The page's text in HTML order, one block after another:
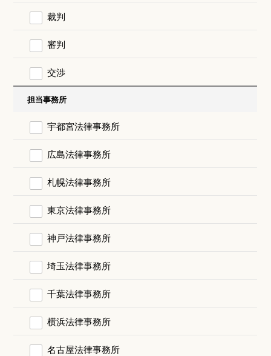
裁判
審判
交渉
担当事務所
宇都宮法律事務所
広島法律事務所
札幌法律事務所
東京法律事務所
神戸法律事務所
埼玉法律事務所
千葉法律事務所
横浜法律事務所
名古屋法律事務所